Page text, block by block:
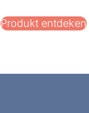
Produkt entdeken